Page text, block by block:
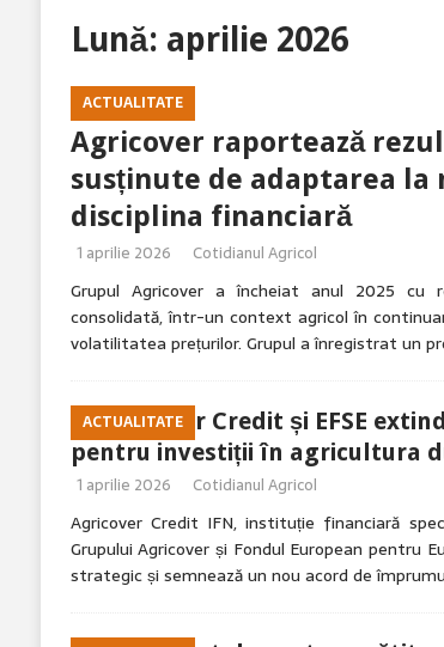
[ 7 august 2026 ] Arsurile solare și
Lună: aprilie 2026
ACTUALITATE
Agricover raportează
susținute de adaptarea
disciplina financiară
1 aprilie 2026 Cotidianul Agricol
Grupul Agricover a încheiat anul 2025
consolidată, într-un context agricol în
volatilitatea prețurilor. Grupul a înregistrat un
ACTUALITATE
Agricover Credit și EFSE
pentru investiții în agricultura
1 aprilie 2026 Cotidianul Agricol
Agricover Credit IFN, instituție financiară
Grupului Agricover și Fondul European pentru
strategic și semnează un nou acord de